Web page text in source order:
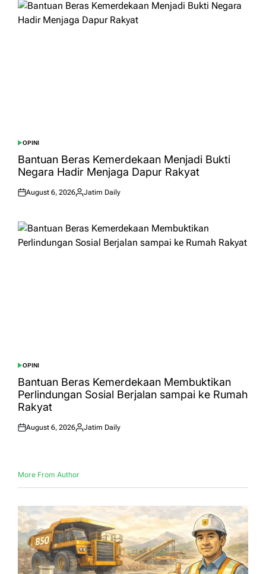
POSTED
IN
OPINI
Bantuan Beras Kemerdekaan Menjadi Bukti
Negara Hadir Menjaga Dapur Rakyat
Posted
August 6, 2026
Posted
Jatim Daily
POSTED
IN
OPINI
Bantuan Beras Kemerdekaan Membuktikan
Perlindungan Sosial Berjalan sampai ke Rumah
Rakyat
Posted
August 6, 2026
Posted
Jatim Daily
More From Author